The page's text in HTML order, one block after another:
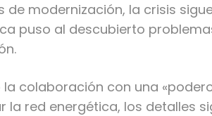
modernización, la crisis
puso al descubierto
colaboración con una
la red energética, los detalles